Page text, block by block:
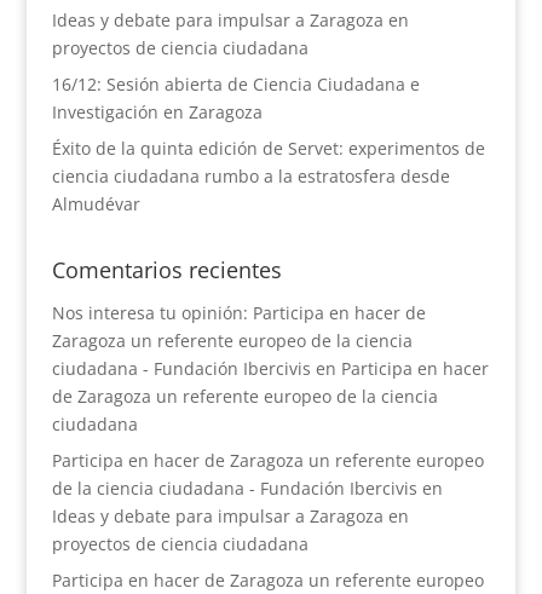
Ideas y debate para impulsar a Zaragoza en
proyectos de ciencia ciudadana
16/12: Sesión abierta de Ciencia Ciudadana e
Investigación en Zaragoza
Éxito de la quinta edición de Servet: experimentos de
ciencia ciudadana rumbo a la estratosfera desde
Almudévar
Comentarios recientes
Nos interesa tu opinión: Participa en hacer de
Zaragoza un referente europeo de la ciencia
ciudadana - Fundación Ibercivis en Participa en hacer
de Zaragoza un referente europeo de la ciencia
ciudadana
Participa en hacer de Zaragoza un referente europeo
de la ciencia ciudadana - Fundación Ibercivis en
Ideas y debate para impulsar a Zaragoza en
proyectos de ciencia ciudadana
Participa en hacer de Zaragoza un referente europeo